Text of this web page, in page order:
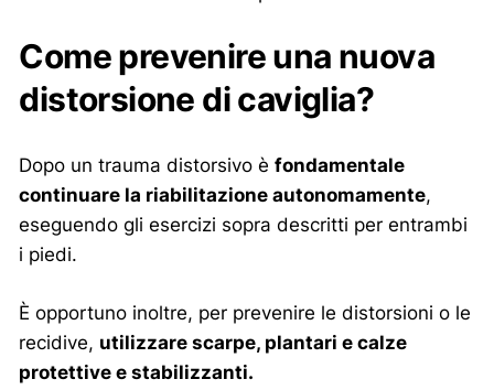
Come prevenire una nuova
distorsione di caviglia?
Dopo un trauma distorsivo èfondamentale
continuare la riabilitazione autonomamente,
eseguendo gli esercizi sopra descritti per entrambi
i piedi.
È opportuno inoltre, per prevenire le distorsioni o le
recidive, utilizzare scarpe, plantari e calze
protettive e stabilizzanti.